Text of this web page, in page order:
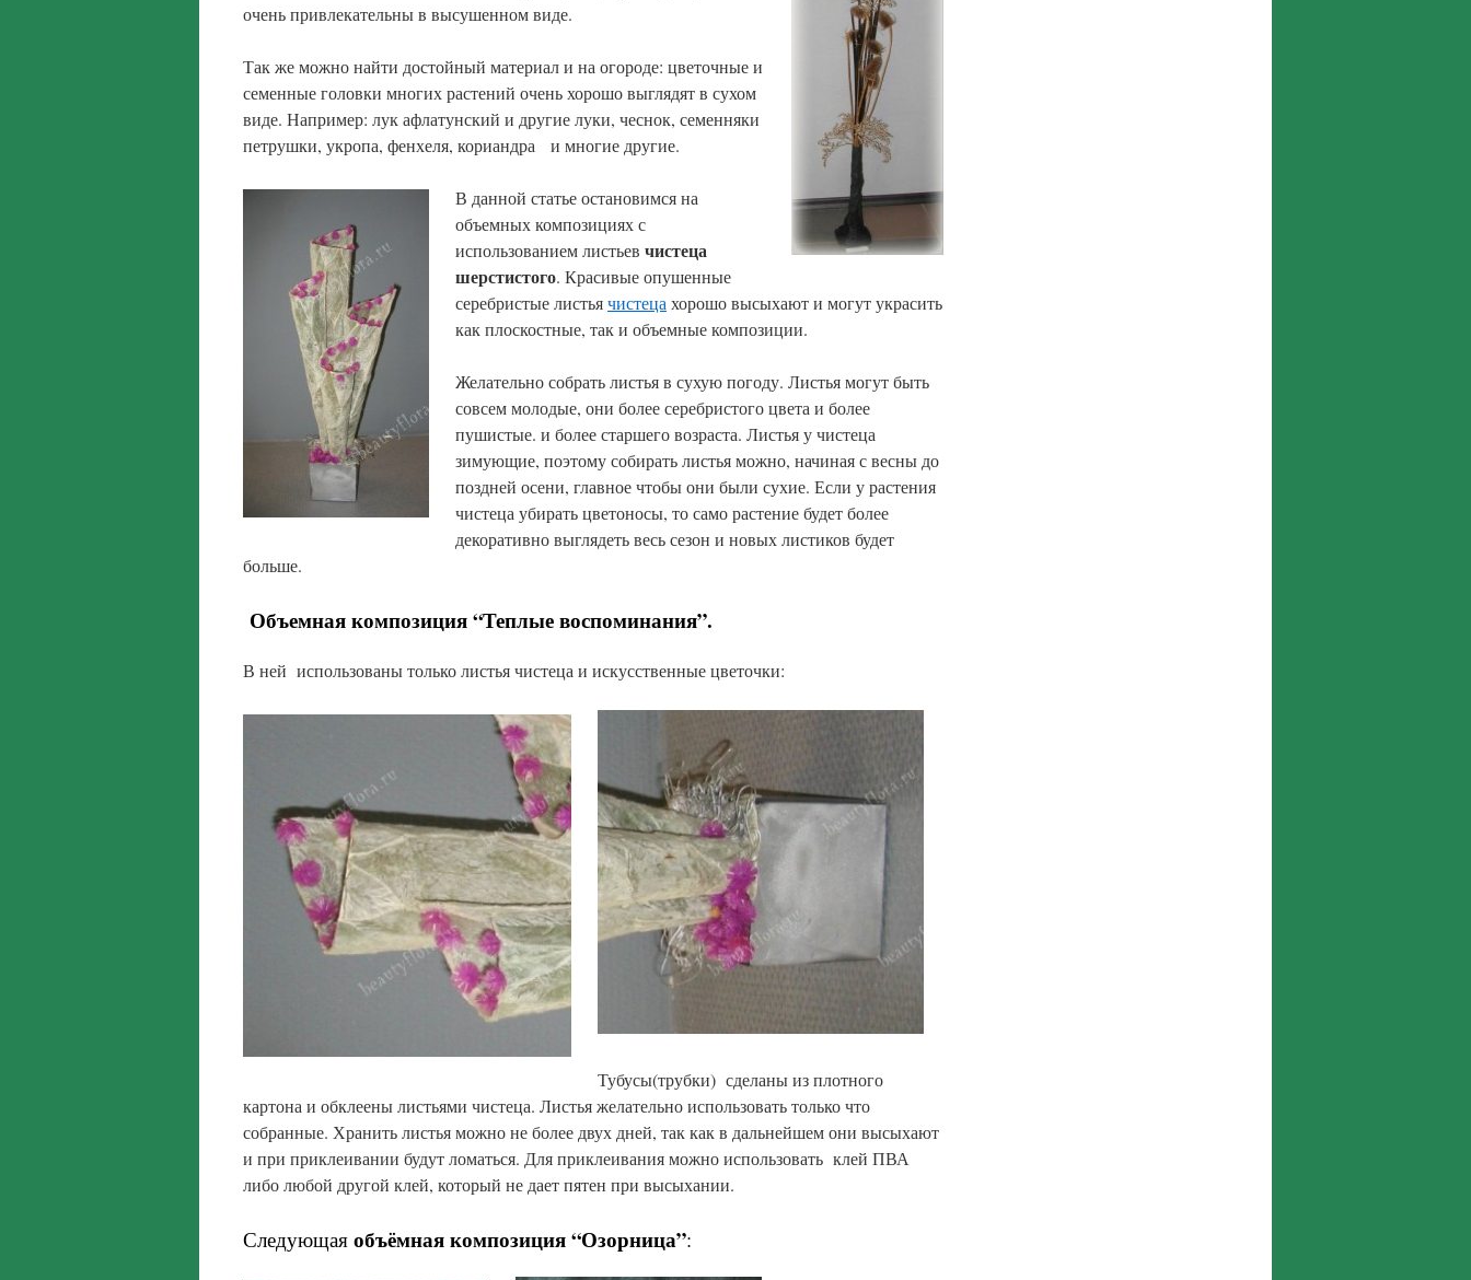
очень привлекательны в высушенном виде.
Так же можно найти достойный материал и на огороде: цветочные и
семенные головки многих растений очень хорошо выглядят в сухом
виде. Например: лук афлатунский и другие луки, чеснок, семенняки
петрушки, укропа, фенхеля, кориандра и многие другие.
В данной статье остановимся на
объемных композициях с
использованием листьев чистеца
шерстистого. Красивые опушенные
серебристые листьячистеца хорошо высыхают и могут украсить
как плоскостные, так и объемные композиции.
Желательно собрать листья в сухую погоду. Листья могут быть
совсем молодые, они более серебристого цвета и более
пушистые. и более старшего возраста. Листья у чистеца
зимующие, поэтому собирать листья можно, начиная с весны до
поздней осени, главное чтобы они были сухие. Если у растения
чистеца убирать цветоносы, то само растение будет более
декоративно выглядеть весь сезон и новых листиков будет
больше.
Объемная композиция “Теплые воспоминания”.
В ней использованы только листья чистеца и искусственные цветочки:
Тубусы(трубки) сделаны из плотного
картона и обклеены листьями чистеца. Листья желательно использовать только что
собранные. Хранить листья можно не более двух дней, так как в дальнейшем они высыхают
и при приклеивании будут ломаться. Для приклеивания можно использовать клей ПВА
либо любой другой клей, который не дает пятен при высыхании.
Следующая объёмная композиция “Озорница”: